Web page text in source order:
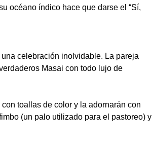
océano índico hace que darse el “Sí,
celebración inolvidable. La pareja
Masai con todo lujo de
toallas de color y la adornarán con
(un palo utilizado para el pastoreo) y